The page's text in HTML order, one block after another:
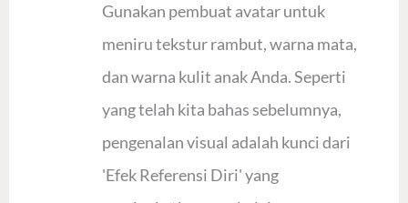
Gunakan pembuat avatar untuk
meniru tekstur rambut, warna mata,
dan warna kulit anak Anda. Seperti
yang telah kita bahas sebelumnya,
pengenalan visual adalah kunci dari
'Efek Referensi Diri' yang